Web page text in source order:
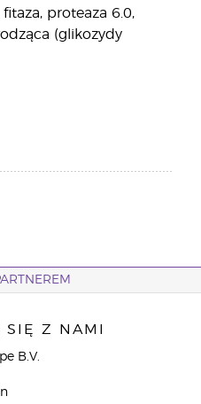
proteaza 6.0,
(glikozydy
SIĘ Z NAMI
B.V.